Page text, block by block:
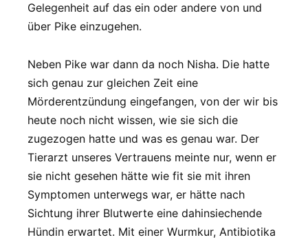
Gelegenheit auf das ein oder andere von und
über Pike einzugehen.
Neben Pike war dann da noch Nisha. Die hatte
sich genau zur gleichen Zeit eine
Mörderentzündung eingefangen, von der wir bis
heute noch nicht wissen, wie sie sich die
zugezogen hatte und was es genau war. Der
Tierarzt unseres Vertrauens meinte nur, wenn er
sie nicht gesehen hätte wie fit sie mit ihren
Symptomen unterwegs war, er hätte nach
Sichtung ihrer Blutwerte eine dahinsiechende
Hündin erwartet. Mit einer Wurmkur, Antibiotika